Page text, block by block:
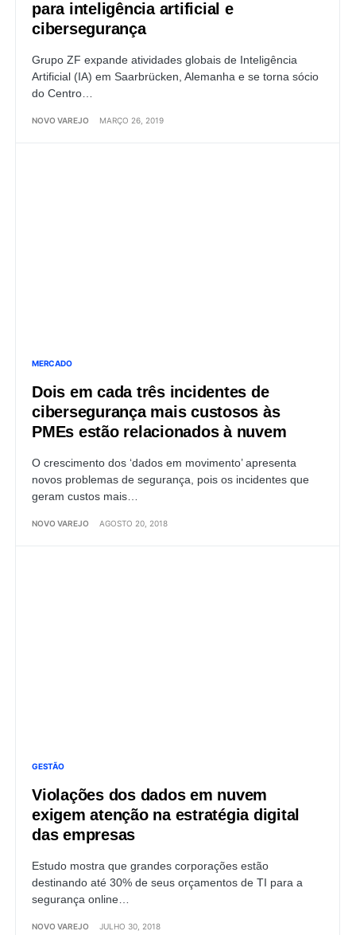
para inteligência artificial e
cibersegurança
Grupo ZF expande atividades globais de Inteligência
Artificial (IA) em Saarbrücken, Alemanha e se torna sócio
do Centro…
NOVO VAREJO MARÇO 26, 2019
MERCADO
Dois em cada três incidentes de
cibersegurança mais custosos às
PMEs estão relacionados à nuvem
O crescimento dos ‘dados em movimento’ apresenta
novos problemas de segurança, pois os incidentes que
geram custos mais…
NOVO VAREJO AGOSTO 20, 2018
GESTÃO
Violações dos dados em nuvem
exigem atenção na estratégia digital
das empresas
Estudo mostra que grandes corporações estão
destinando até 30% de seus orçamentos de TI para a
segurança online…
NOVO VAREJO JULHO 30, 2018